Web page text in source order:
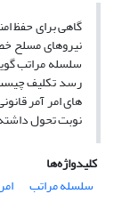
گاهی برای حفظ
نیروهای مسلح
سلسله مراتب
رسد تکلیف چیست
نوبت تحول
کلیدواژه‌ها
سلسله مراتب